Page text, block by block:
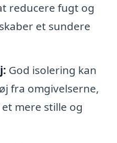
reducere fugt og
et sundere
God isolering kan
fra omgivelserne,
mere stille og